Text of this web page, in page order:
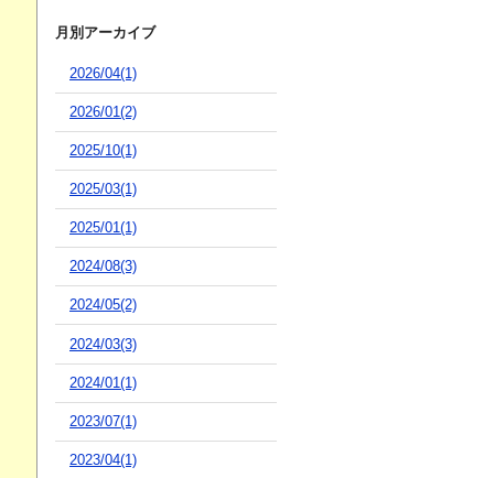
月別アーカイブ
2026/04(1)
2026/01(2)
2025/10(1)
2025/03(1)
2025/01(1)
2024/08(3)
2024/05(2)
2024/03(3)
2024/01(1)
2023/07(1)
2023/04(1)